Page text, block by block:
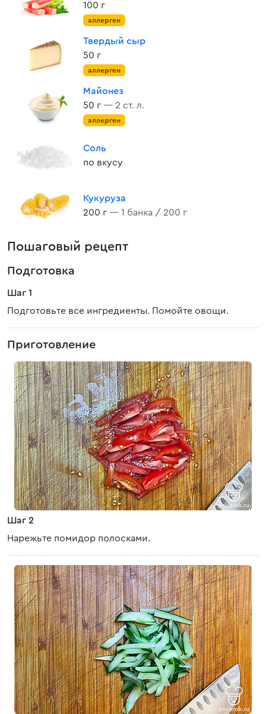
100 г
аллерген
Твердый сыр
50 г
аллерген
Майонез
50 г — 2 ст. л.
аллерген
Соль
по вкусу
Кукуруза
200 г — 1 банка / 200 г
Пошаговый рецепт
Подготовка
Шаг 1
Подготовьте все ингредиенты. Помойте овощи.
Приготовление
Шаг 2
Нарежьте помидор полосками.